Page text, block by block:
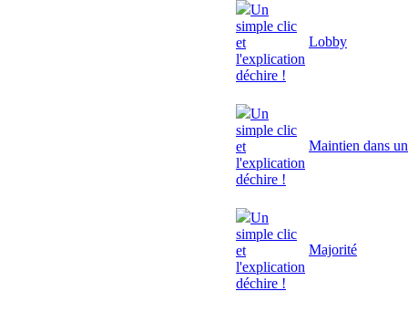
Un
simple clic
et
l'explication
déchire !
Lobby
Un
simple clic
et
l'explication
déchire !
Maintien dans
Un
simple clic
et
l'explication
déchire !
Majorité